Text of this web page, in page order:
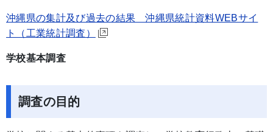
沖縄県の集計及び過去の結果 沖縄県統計資料WEBサイ
ト（工業統計調査）
学校基本調査
調査の目的